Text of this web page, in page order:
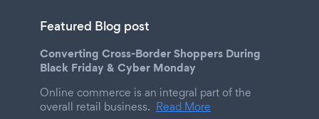
Featured Blog post
Converting Cross-Border Shoppers During
Black Friday & Cyber Monday
Online commerce is an integral part of the
overall retail business. Read More